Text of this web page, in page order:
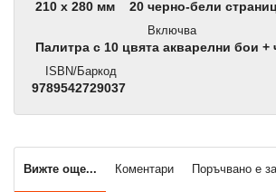
210 x 280 мм
20 черно-бели
Включва
Палитра с 10 цвята акварелни бои +
ISBN/Баркод
9789542729037
Вижте още... Коментари Поръчвано е